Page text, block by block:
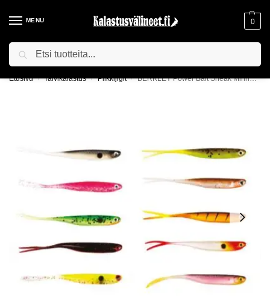
MENU 0
ILMAINEN TOIMITUS YLI 75€ TILAUKSILLE!
Etusivu / Talvikalastus / Pilkkijigit / BERKLEY Power Bait Sneak Minnow -jigit